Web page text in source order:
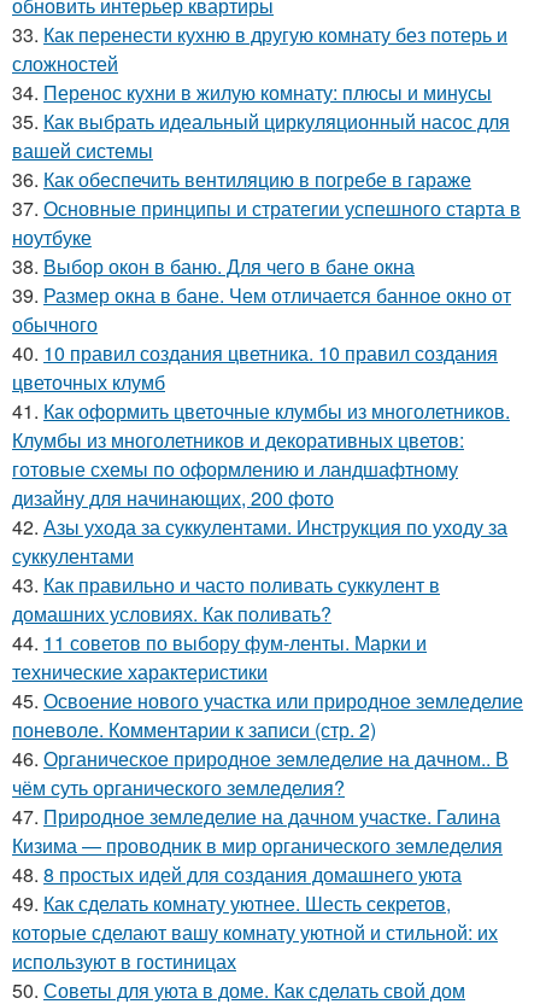
обновить интерьер квартиры
33. Как перенести кухню в другую комнату без потерь и
сложностей
34. Перенос кухни в жилую комнату: плюсы и минусы
35. Как выбрать идеальный циркуляционный насос для
вашей системы
36. Как обеспечить вентиляцию в погребе в гараже
37. Основные принципы и стратегии успешного старта в
ноутбуке
38. Выбор окон в баню. Для чего в бане окна
39. Размер окна в бане. Чем отличается банное окно от
обычного
40. 10 правил создания цветника. 10 правил создания
цветочных клумб
41. Как оформить цветочные клумбы из многолетников.
Клумбы из многолетников и декоративных цветов:
готовые схемы по оформлению и ландшафтному
дизайну для начинающих, 200 фото
42. Азы ухода за суккулентами. Инструкция по уходу за
суккулентами
43. Как правильно и часто поливать суккулент в
домашних условиях. Как поливать?
44. 11 советов по выбору фум-ленты. Марки и
технические характеристики
45. Освоение нового участка или природное земледелие
поневоле. Комментарии к записи (стр. 2)
46. Органическое природное земледелие на дачном.. В
чём суть органического земледелия?
47. Природное земледелие на дачном участке. Галина
Кизима — проводник в мир органического земледелия
48. 8 простых идей для создания домашнего уюта
49. Как сделать комнату уютнее. Шесть секретов,
которые сделают вашу комнату уютной и стильной: их
используют в гостиницах
50. Советы для уюта в доме. Как сделать свой дом